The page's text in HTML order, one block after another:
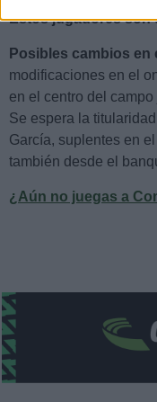
Estos jugadores son
Posibles cambios en
modificaciones en el
en el centro del
Se espera la
García, suplentes en
también desde el
¿Aún no juegas a